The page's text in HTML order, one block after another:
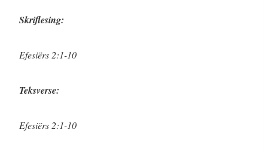
Skriflesing:
Efesiërs 2:1-10
Teksverse:
Efesiërs 2:1-10